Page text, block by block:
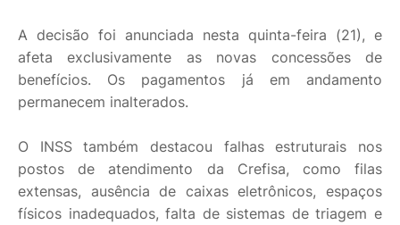
A decisão foi anunciada nesta quinta-feira (21), e
afeta exclusivamente as novas concessões de
benefícios. Os pagamentos já em andamento
permanecem inalterados.
O INSS também destacou falhas estruturais nos
postos de atendimento da Crefisa, como filas
extensas, ausência de caixas eletrônicos, espaços
físicos inadequados, falta de sistemas de triagem e